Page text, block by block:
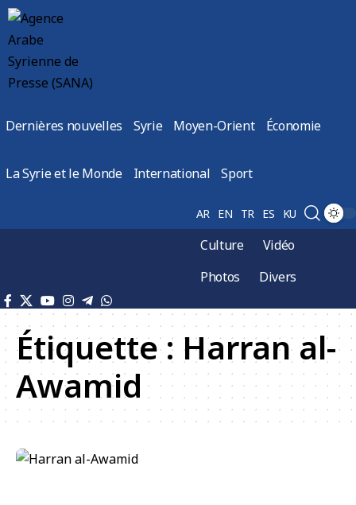
Dernières nouvelles Syrie Moyen-Orient Économie
La Syrie et le Monde International Sport
AR EN TR ES KU
Culture
Vidéo
Photos
Divers
Étiquette : Harran al-
Awamid